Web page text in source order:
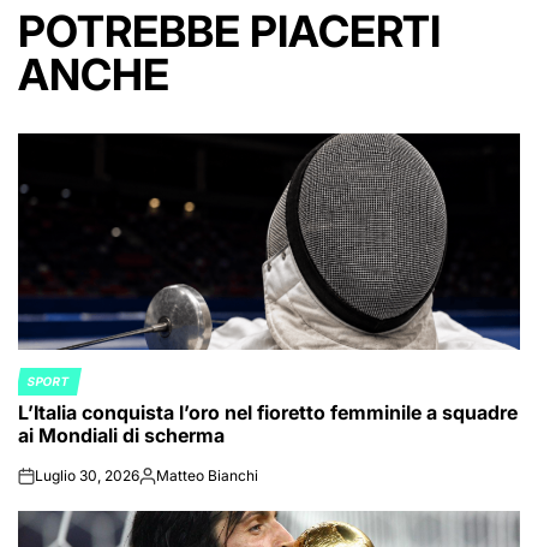
POTREBBE PIACERTI
ANCHE
POSTED
IN
SPORT
L’Italia conquista l’oro nel fioretto femminile a squadre
ai Mondiali di scherma
onLuglio 30, 2026Posted
Matteo Bianchi